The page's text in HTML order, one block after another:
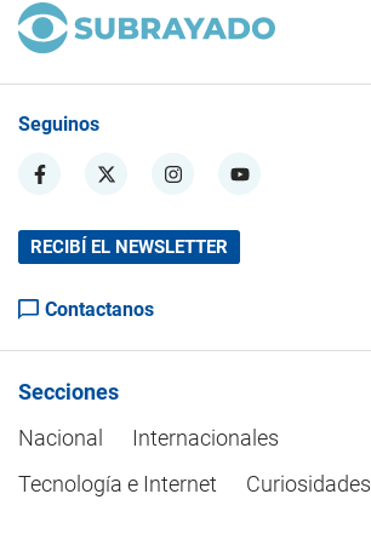
Seguinos
RECIBÍ EL NEWSLETTER
Contactanos
Secciones
Nacional
Internacionales
Tecnología e Internet
Curiosidades